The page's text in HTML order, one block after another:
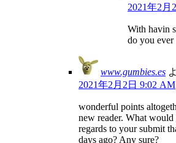
2021年2月
With havin
do you
www.gumbies.es
2021年2月2日 9:02 AM
wonderful points
new reader. What
regards to your submit
days ago? Any sure?